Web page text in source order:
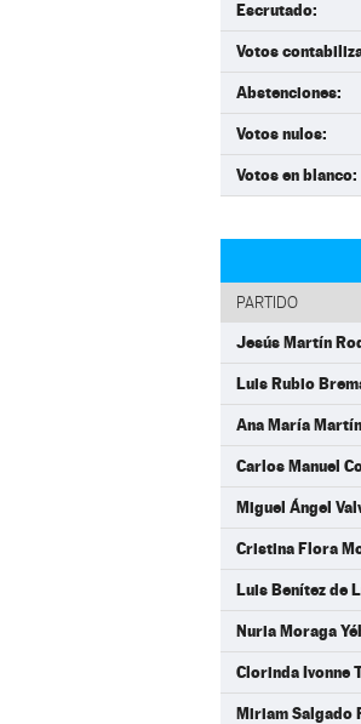
Escrutado:
Votos
Abstenciones:
Votos nulos:
Votos en blanco:
PARTIDO
Jesús Martín
Luis Rubio
Ana María
Carlos Manuel
Miguel Ángel
Cristina Flora
Luis Benítez de
Nuria Moraga
Clorinda Ivonne
Miriam Salgado